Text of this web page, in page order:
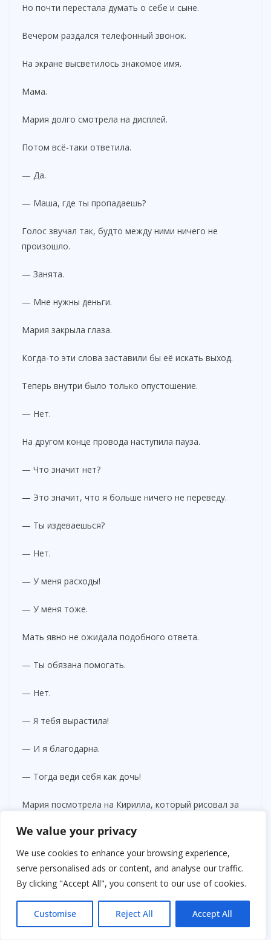
We value your privacy
We use cookies to enhance your browsing experience,
serve personalised ads or content, and analyse our traffic.
By clicking "Accept All", you consent to our use of cookies.
Customise Reject All Accept All
Но почти перестала думать о себе и сыне.
Вечером раздался телефонный звонок.
На экране высветилось знакомое имя.
Мама.
Мария долго смотрела на дисплей.
Потом всё-таки ответила.
— Да.
— Маша, где ты пропадаешь?
Голос звучал так, будто между ними ничего не
произошло.
— Занята.
— Мне нужны деньги.
Мария закрыла глаза.
Когда-то эти слова заставили бы её искать выход.
Теперь внутри было только опустошение.
— Нет.
На другом конце провода наступила пауза.
— Что значит нет?
— Это значит, что я больше ничего не переведу.
— Ты издеваешься?
— Нет.
— У меня расходы!
— У меня тоже.
Мать явно не ожидала подобного ответа.
— Ты обязана помогать.
— Нет.
— Я тебя вырастила!
— И я благодарна.
— Тогда веди себя как дочь!
Мария посмотрела на Кирилла, который рисовал за
— Именно поэтому я наконец начала вести себя как
После этих слов она закончила разговор.
Руки дрожали.